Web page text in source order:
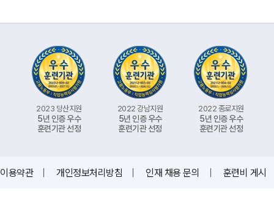
2023 당산지원
5년 인증 우수
훈련기관 선정
2022 강남지원
5년 인증 우수
훈련기관 선정
2022 종로지원
5년 인증 우수
훈련기관 선정
이용약관 개인정보처리방침 인재 채용 문의 훈련비 게시